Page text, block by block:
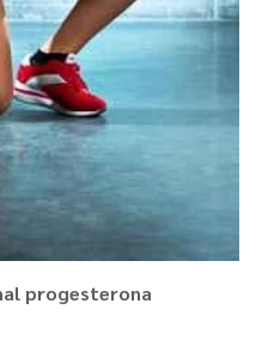
progesterona